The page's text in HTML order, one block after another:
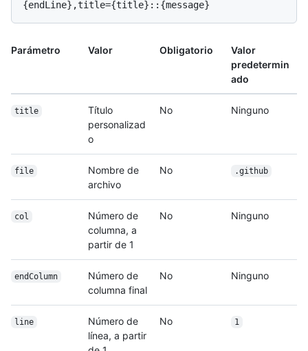
Parámetro Valor Obligatorio
Valor
predetermin
ado
title
Título
personalizad
o
No Ninguno
file
Nombre de
archivo
No .github
col
Número de
columna, a
partir de 1
No Ninguno
endColumn
Número de
columna final
No Ninguno
line
Número de
línea, a partir
No 1